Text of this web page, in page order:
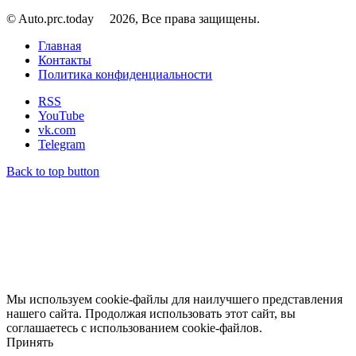
© Auto.prc.today
2026, Все права защищены.
Главная
Контакты
Политика конфиденциальности
RSS
YouTube
vk.com
Telegram
Back to top button
Мы используем cookie-файлы для наилучшего представления
нашего сайта. Продолжая использовать этот сайт, вы
соглашаетесь с использованием cookie-файлов.
Принять